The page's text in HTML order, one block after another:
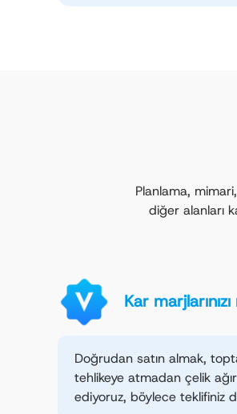
Planlama,
diğer alanları
Kar
Doğrudan satın almak,
tehlikeye atmadan çelik
ediyoruz, böylece teklifiniz